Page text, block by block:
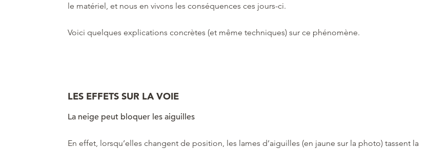
le matériel, et nous en vivons les conséquences ces jours-ci.
Voici quelques explications concrètes (et même techniques) sur ce phénomène.
LES EFFETS SUR LA VOIE
La neige peut bloquer les aiguilles
En effet, lorsqu’elles changent de position, les lames d’aiguilles (en jaune sur la photo) tassent la